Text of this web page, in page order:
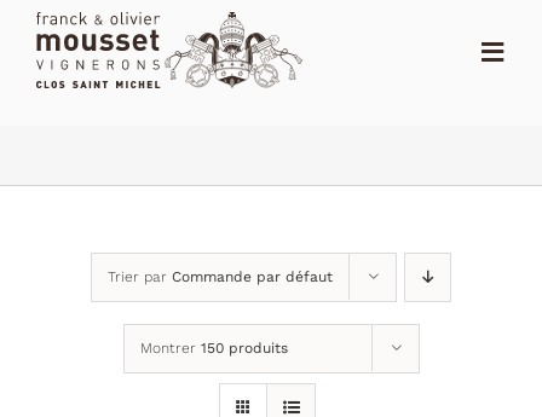
Passer
contenu
LE DOMAINE
Trier par Commande par défaut
Montrer 150 produits